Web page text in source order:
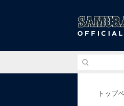
トップ